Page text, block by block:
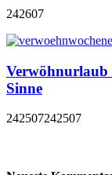
242607
Sinne
242507242507